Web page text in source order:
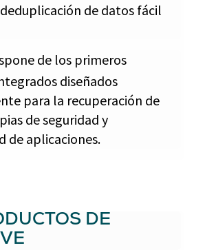
de datos fácil
de los primeros
diseñados
para la recuperación de
de seguridad y
de aplicaciones.
DE